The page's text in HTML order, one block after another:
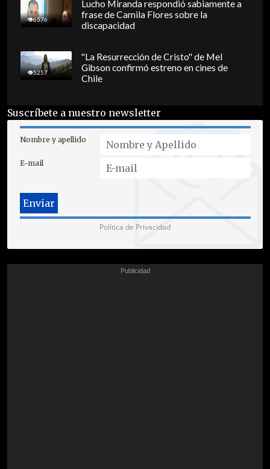
6576
Lucho Miranda respondió sabiamente a
frase de Camila Flores sobre la
discapacidad
5257
"La Resurrección de Cristo" de Mel
Gibson confirmó estreno en cines de
Chile
Suscríbete a nuestro newsletter
Nombre y apellido
E-mail
Política de Privacidad